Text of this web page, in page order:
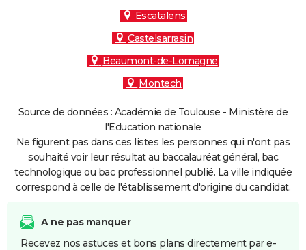
Escatalens
Castelsarrasin
Beaumont-de-Lomagne
Montech
Source de données : Académie de Toulouse - Ministère de
l'Education nationale
Ne figurent pas dans ces listes les personnes qui n'ont pas
souhaité voir leur résultat au baccalauréat général, bac
technologique ou bac professionnel publié. La ville indiquée
correspond à celle de l'établissement d'origine du candidat.
A ne pas manquer
Recevez nos astuces et bons plans directement par e-